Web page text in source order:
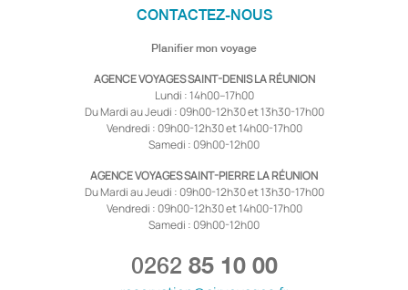
CONTACTEZ-NOUS
Planifier mon voyage
AGENCE VOYAGES SAINT-DENIS LA RÉUNION
Lundi : 14h00–17h00
Du Mardi au Jeudi : 09h00-12h30 et 13h30-17h00
Vendredi : 09h00-12h30 et 14h00-17h00
Samedi : 09h00-12h00
AGENCE VOYAGES SAINT-PIERRE LA RÉUNION
Du Mardi au Jeudi : 09h00-12h30 et 13h30-17h00
Vendredi : 09h00-12h30 et 14h00-17h00
Samedi : 09h00-12h00
0262 85 10 00